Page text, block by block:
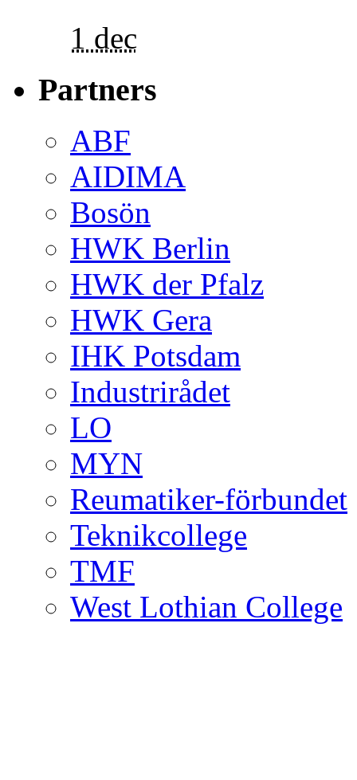
1 dec
Partners
ABF
AIDIMA
Bosön
HWK Berlin
HWK der Pfalz
HWK Gera
IHK Potsdam
Industrirådet
LO
MYN
Reumatiker-förbundet
Teknikcollege
TMF
West Lothian College